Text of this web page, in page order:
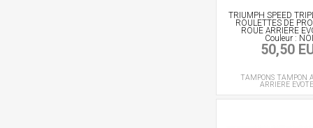
TRIUMPH SPEED
ROULETTES DE
ROUE ARRIERE
Couleur :
50,50
TAMPONS TAMPON
ARRIERE